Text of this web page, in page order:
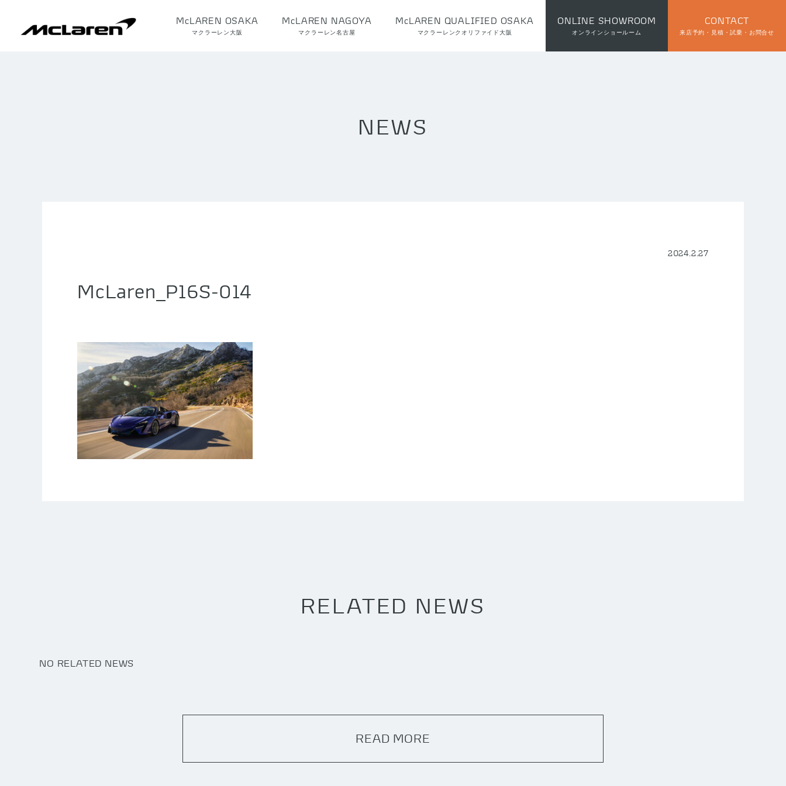
McLAREN OSAKA
マクラーレン大阪
McLAREN NAGOYA
マクラーレン名古屋
McLAREN QUALIFIED OSAKA
マクラーレンクオリファイド大阪
ONLINE SHOWROOM
オンラインショールーム
CONTACT
来店予約・見積・試乗・お問合せ
NEWS
2024.2.27
McLaren_P16S-014
RELATED NEWS
NO RELATED NEWS
READ MORE